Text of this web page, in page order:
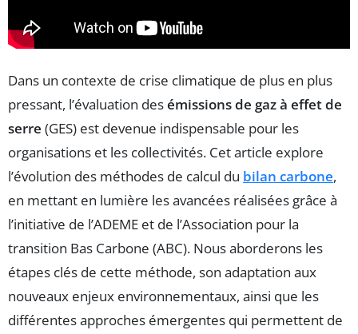
Dans un contexte de crise climatique de plus en plus
pressant, l’évaluation desémissions de gaz à effet de
serre (GES) est devenue indispensable pour les
organisations et les collectivités. Cet article explore
l’évolution des méthodes de calcul du bilan carbone,
en mettant en lumière les avancées réalisées grâce à
l’initiative de l’ADEME et de l’Association pour la
transition Bas Carbone (ABC). Nous aborderons les
étapes clés de cette méthode, son adaptation aux
nouveaux enjeux environnementaux, ainsi que les
différentes approches émergentes qui permettent de